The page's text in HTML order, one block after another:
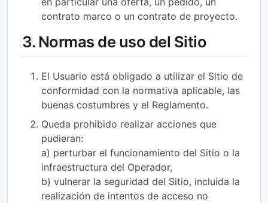
contrato marco o un contrato de proyecto.
3. Normas de uso del Sitio
El Usuario está obligado a utilizar el Sitio de
conformidad con la normativa aplicable, las
buenas costumbres y el Reglamento.
Queda prohibido realizar acciones que
pudieran:
a) perturbar el funcionamiento del Sitio o la
infraestructura del Operador,
b) vulnerar la seguridad del Sitio, incluida la
realización de intentos de acceso no